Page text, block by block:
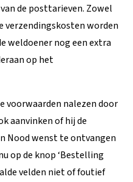
de posttarieven. Zowel
verzendingskosten worden
weldoener nog een extra
op het
voorwaarden nalezen door
aanvinken of hij de
Nood wenst te ontvangen
op de knop ‘Bestelling
velden niet of foutief